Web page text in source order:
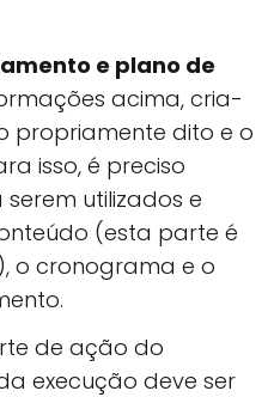
e plano de
acima, cria-
propriamente dito e o
isso, é preciso
utilizados e
(esta parte é
o cronograma e o
de ação do
execução deve ser